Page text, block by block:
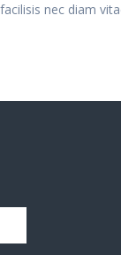
nec diam